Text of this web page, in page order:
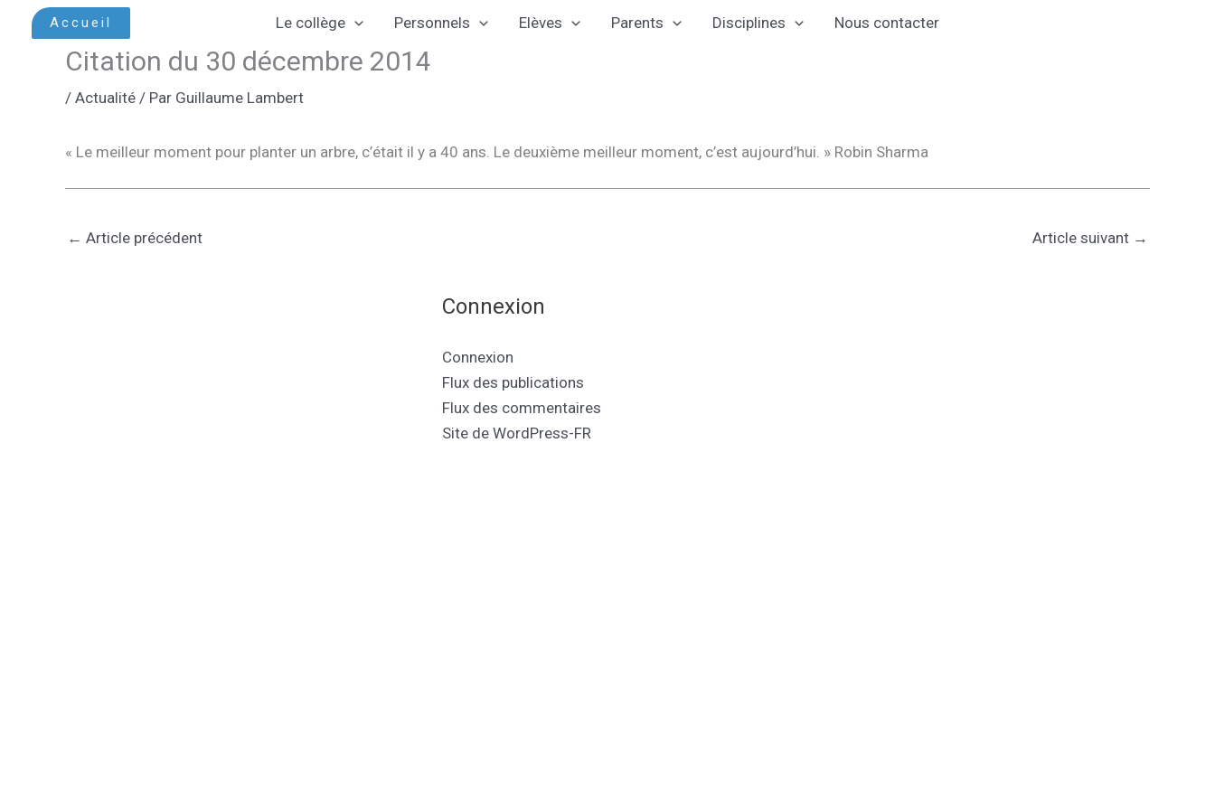
Accueil Le collège Personnels Elèves Parents Disciplines Nous contacter
Citation du 30 décembre 2014
/ Actualité / Par Guillaume Lambert
« Le meilleur moment pour planter un arbre, c’était il y a 40 ans. Le deuxième meilleur moment, c’est aujourd’hui. » Robin Sharma
← Article précédent Article suivant →
Connexion
Connexion
Flux des publications
Flux des commentaires
Site de WordPress-FR